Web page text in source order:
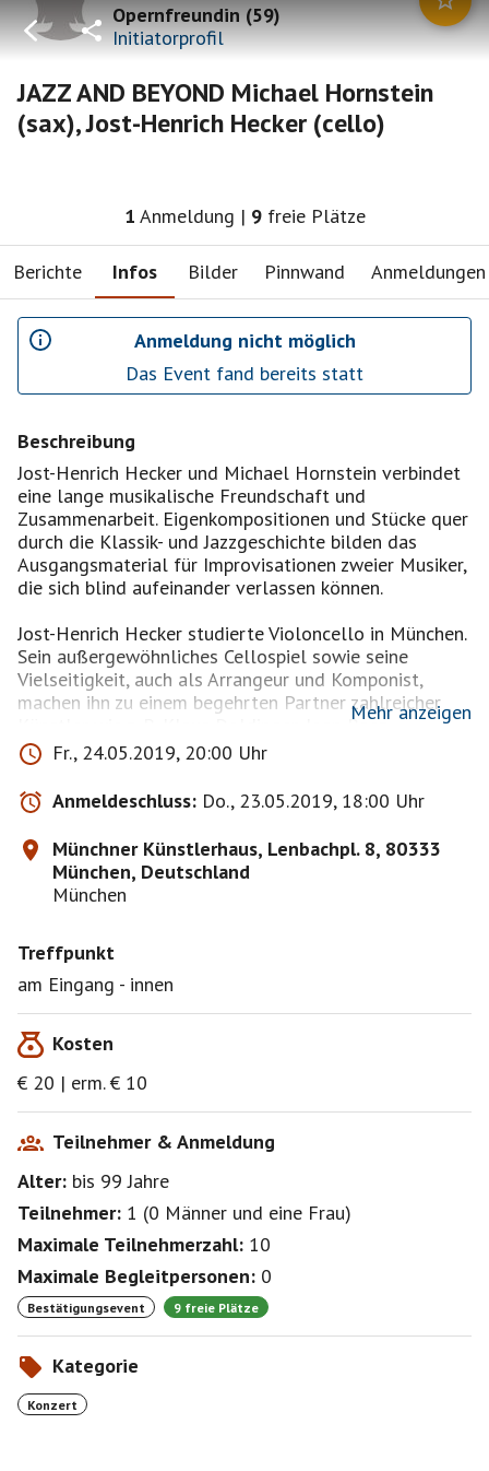
Opernfreundin(59)
Initiatorprofil
JAZZ AND BEYOND Michael Hornstein
(sax), Jost-Henrich Hecker (cello)
1 Anmeldung | 9 freie Plätze
Berichte Infos Bilder Pinnwand Anmeldungen
Anmeldung nicht möglich
Das Event fand bereits statt
Beschreibung
Jost-Henrich Hecker und Michael Hornstein verbindet
eine lange musikalische Freundschaft und
Zusammenarbeit. Eigenkompositionen und Stücke quer
durch die Klassik- und Jazzgeschichte bilden das
Ausgangsmaterial für Improvisationen zweier Musiker,
die sich blind aufeinander verlassen können.
Jost-Henrich Hecker studierte Violoncello in München.
Sein außergewöhnliches Cellospiel sowie seine
Vielseitigkeit, auch als Arrangeur und Komponist,
machen ihn zu einem begehrten Partner zahlreicher
Künstler wie z. B. Klaus Doldinger, Joan Baez,
Mercedes Sosa und Konstantin Wecker.
Michael Hornstein studierte an der Hochschule für
Musik in Graz und in Berklee/USA. Er arbeitete schon
mit vielen bekannten Jazzmusikern, wie Mangelsdorf
oder Dauer, und international z.B. mit Billy Hart, Bob
Dorough oder Gary Peacock.
Münchner Künstlerhaus
Tel. 089 / 59 91 84 14
www.muenchenticket.de
Mehr anzeigen
Fr., 24.05.2019, 20:00 Uhr
Anmeldeschluss: Do., 23.05.2019, 18:00 Uhr
Münchner Künstlerhaus, Lenbachpl. 8, 80333
München, Deutschland
München
Treffpunkt
am Eingang - innen
Kosten
€ 20 | erm. € 10
Teilnehmer & Anmeldung
Alter: bis 99Jahre
Teilnehmer: 1 (0 Männer und eine Frau)
Maximale Teilnehmerzahl: 10
Maximale Begleitpersonen: 0
Bestätigungsevent 9 freie Plätze
Kategorie
Konzert